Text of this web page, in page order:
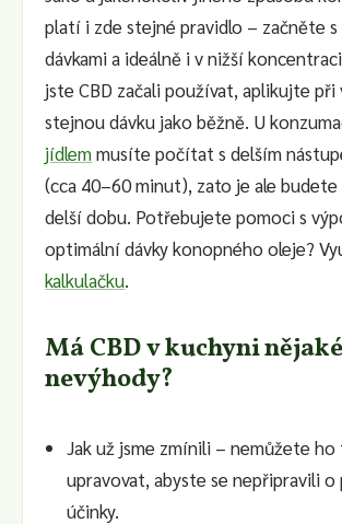
platí i zde stejné pravidlo – začněte s
dávkami a ideálně i v nižší
jste CBD začali používat, aplikujte při
stejnou dávku jako běžně. U
jídlemmusíte počítat s delším
(cca 40–60 minut), zato je ale
delší dobu. Potřebujete pomoci s
optimální dávky konopného oleje?
kalkulačku.
Má CBD v kuchyni nějaké
nevýhody?
Jak už jsme zmínili – nemůžete
upravovat, abyste se nepřipravili
účinky.